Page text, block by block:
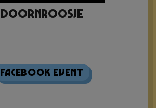
Doornroosje
Facebook Event